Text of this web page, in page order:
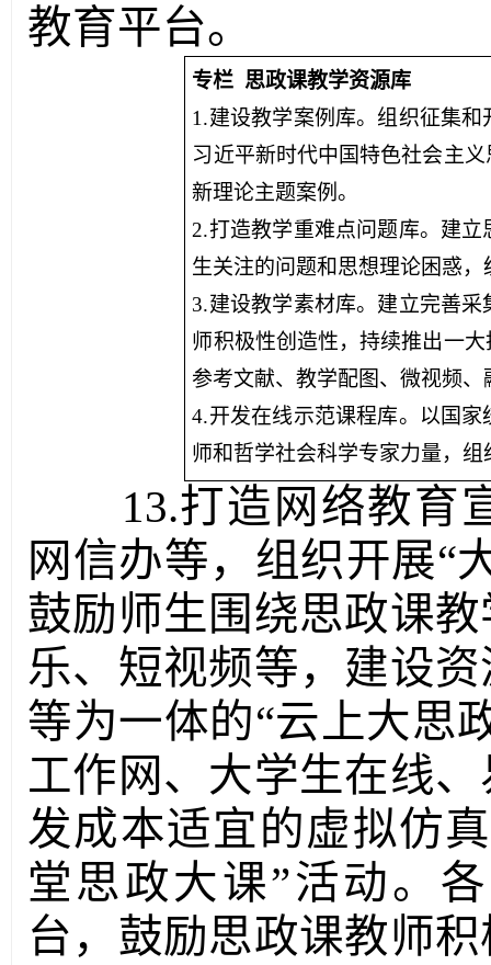
教育平台。
专栏 思政课教学资源库
1.建设教学案例库。组织征集
习近平新时代中国特色社会主
新理论主题案例。
2.打造教学重难点问题库。建
生关注的问题和思想理论困惑
3.建设教学素材库。建立完善
师积极性创造性，持续推出一
参考文献、教学配图、微视频
4.开发在线示范课程库。以国
师和哲学社会科学专家力量，
13.打造网络教育
网信办等，组织开展“
鼓励师生围绕思政课
乐、短视频等，建设
等为一体的“云上大思
工作网、大学生在线
发成本适宜的虚拟仿
堂思政大课”活动。
台，鼓励思政课教师